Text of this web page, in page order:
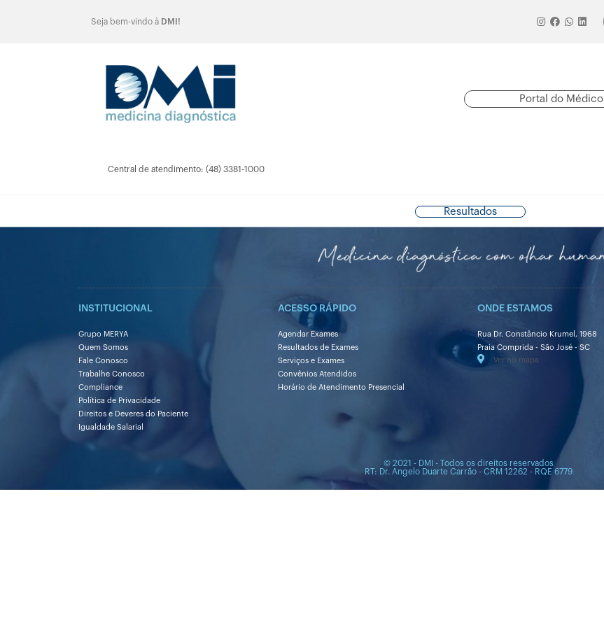
Seja bem-vindo à DMI!
Portal do Médico
Central de atendimento: (48) 3381-1000
Resultados
INSTITUCIONAL
Grupo MERYA
Quem Somos
Fale Conosco
Trabalhe Conosco
Compliance
Política de Privacidade
Direitos e Deveres do Paciente
Igualdade Salarial
ACESSO RÁPIDO
Agendar Exames
Resultados de Exames
Serviços e Exames
Convênios Atendidos
Horário de Atendimento Presencial
ONDE ESTAMOS
Rua Dr. Constâncio Krumel, 1968
Praia Comprida - São José - SC
Ver no mapa
© 2021 - DMI - Todos os direitos reservados
RT: Dr. Angelo Duarte Carrão - CRM 12262 - RQE 6779